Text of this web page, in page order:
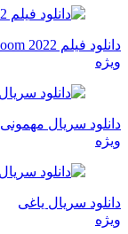
دانلود فیلم Wire Room 2022 اتاق شنود
ویژه
دانلود سریال مهمونی
ویژه
دانلود سریال یاغی
ویژه